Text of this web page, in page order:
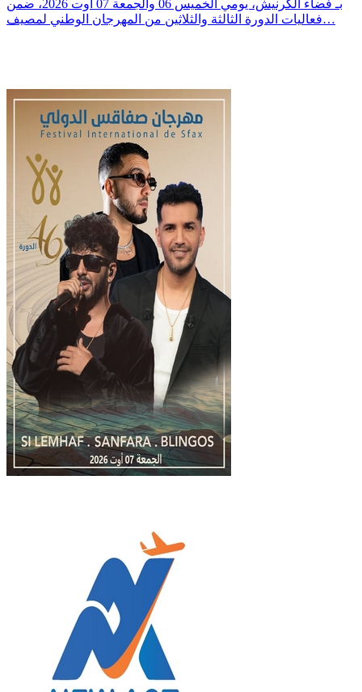
بـ فضاء الكرنيش، يومي الخميس 06 والجمعة 07 أوت 2026، ضمن
فعاليات الدورة الثالثة والثلاثين من المهرجان الوطني لمصيف…